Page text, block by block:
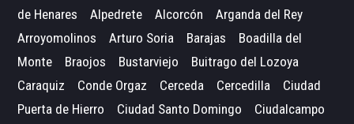
de Henares
Alpedrete Alcorcón
Arganda del Rey
Arroyomolinos
Arturo Soria Barajas
Boadilla del
Monte
Braojos Bustarviejo
Buitrago del Lozoya
Caraquiz
Conde Orgaz Cerceda Cercedilla
Ciudad
Puerta de Hierro
Ciudad Santo Domingo
Ciudalcampo